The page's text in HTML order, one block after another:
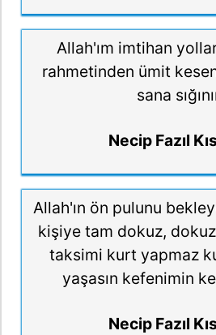
Allah'ım imtihan
rahmetinden ümit
sana
Necip Fazıl
Allah'ın ön pulunu
kişiye tam dokuz,
taksimi kurt yapmaz
yaşasın kefenimin
Necip Fazıl